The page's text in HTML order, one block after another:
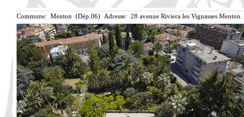
Commune: Menton (Dép.06) Adresse: 28 avenue Riviera les Vignasses